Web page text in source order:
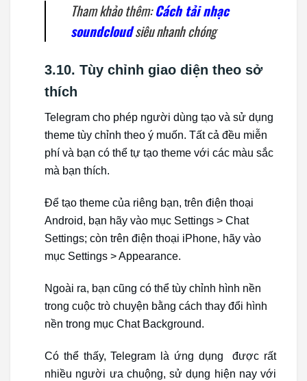
Tham khảo thêm:Cách tải nhạc
soundcloudsiêu nhanh chóng
3.10. Tùy chỉnh giao diện theo sở
thích
Telegram cho phép người dùng tạo và sử dụng
theme tùy chỉnh theo ý muốn. Tất cả đều miễn
phí và bạn có thể tự tạo theme với các màu sắc
mà bạn thích.
Để tạo theme của riêng bạn, trên điện thoại
Android, bạn hãy vào mục Settings > Chat
Settings; còn trên điện thoại iPhone, hãy vào
mục Settings > Appearance.
Ngoài ra, bạn cũng có thể tùy chỉnh hình nền
trong cuộc trò chuyện bằng cách thay đổi hình
nền trong mục Chat Background.
Có thể thấy, Telegram là ứng dụng được rất
nhiều người ưa chuộng, sử dụng hiện nay với